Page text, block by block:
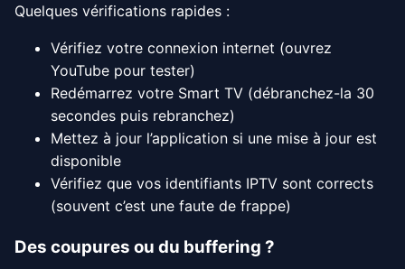
Quelques vérifications rapides :
Vérifiez votre connexion internet (ouvrez
YouTube pour tester)
Redémarrez votre Smart TV (débranchez-la 30
secondes puis rebranchez)
Mettez à jour l’application si une mise à jour est
disponible
Vérifiez que vos identifiants IPTV sont corrects
(souvent c’est une faute de frappe)
Des coupures ou du buffering ?